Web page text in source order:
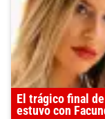
El trágico final
estuvo con